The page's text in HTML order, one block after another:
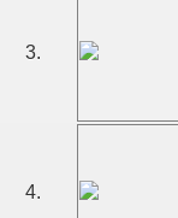
3.
4.